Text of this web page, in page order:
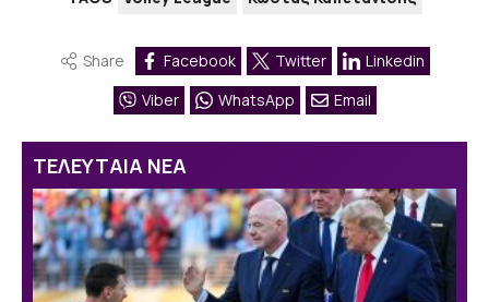
Share Facebook Twitter
Linkedin
Viber
WhatsApp Email
ΤΕΛΕΥΤΑΙΑ ΝΕΑ